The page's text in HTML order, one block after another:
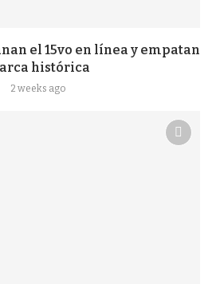
el 15vo en línea y empatan
histórica
2 weeks ago